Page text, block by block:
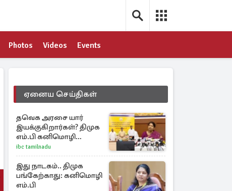
Photos Videos Events
ஏனைய செய்திகள்
தவெக அரசை யார்
இயக்குகிறார்கள்? திமுக
எம்.பி கனிமொழி
கேள்வி
ibc tamilnadu
இது நாடகம்.. திமுக
பங்கேற்காது: கனிமொழி
எம்.பி